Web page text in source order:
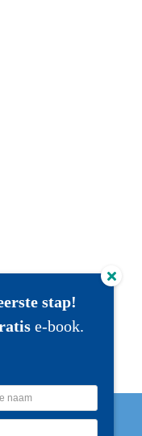
stap!
e-book.